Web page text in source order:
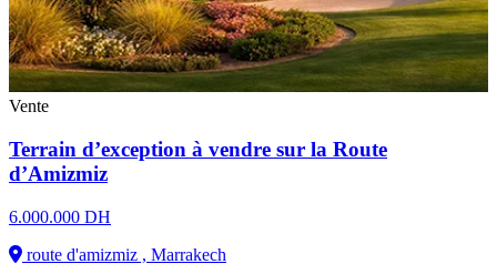
Vente
Terrain d’exception à vendre sur la Route
d’Amizmiz
6.000.000 DH
route d'amizmiz , Marrakech